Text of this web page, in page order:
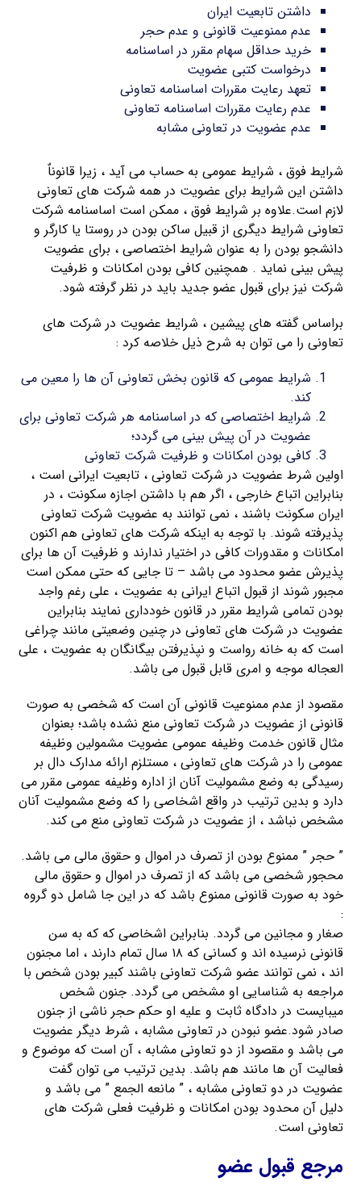
داشتن تابعیت ایران
عدم ممنوعیت قانونی و عدم حجر
خرید حداقل سهام مقرر در اساسنامه
درخواست کتبی عضویت
تعهد رعایت مقررات اساسنامه تعاونی
عدم رعایت مقررات اساسنامه تعاونی
عدم عضویت در تعاونی مشابه
شرایط فوق ، شرایط عمومی به حساب می آید ، زیرا قانوناٌ
داشتن این شرایط برای عضویت در همه شرکت های تعاونی
لازم است.علاوه بر شرایط فوق ، ممکن است اساسنامه شرکت
تعاونی شرایط دیگری از قبیل ساکن بودن در روستا یا کارگر و
دانشجو بودن را به عنوان شرایط اختصاصی ، برای عضویت
پیش بینی نماید . همچنین کافی بودن امکانات و ظرفیت
شرکت نیز برای قبول عضو جدید باید در نظر گرفته شود.
براساس گفته های پیشین ، شرایط عضویت در شرکت های
تعاونی را می توان به شرح ذیل خلاصه کرد :
شرایط عمومی که قانون بخش تعاونی آن ها را معین می
کند.
شرایط اختصاصی که در اساسنامه هر شرکت تعاونی برای
عضویت در آن پیش بینی می گردد؛
کافی بودن امکانات و ظرفیت شرکت تعاونی
اولین شرط عضویت در شرکت تعاونی ، تابعیت ایرانی است ،
بنابراین اتباع خارجی ، اگر هم با داشتن اجازه سکونت ، در
ایران سکونت باشند ، نمی توانند به عضویت شرکت تعاونی
پذیرفته شوند. با توجه به اینکه شرکت های تعاونی هم اکنون
امکانات و مقدورات کافی در اختیار ندارند و ظرفیت آن ها برای
پذیرش عضو محدود می باشد – تا جایی که حتی ممکن است
مجبور شوند از قبول اتباع ایرانی به عضویت ، علی رغم واجد
بودن تمامی شرایط مقرر در قانون خودداری نمایند بنابراین
عضویت در شرکت های تعاونی در چنین وضعیتی مانند چراغی
است که به خانه رواست و نپذیرفتن بیگانگان به عضویت ، علی
العجاله موجه و امری قابل قبول می باشد.
مقصود از عدم ممنوعیت قانونی آن است که شخصی به صورت
قانونی از عضویت در شرکت تعاونی منع نشده باشد؛ بعنوان
مثال قانون خدمت وظیفه عمومی عضویت مشمولین وظیفه
عمومی را در شرکت های تعاونی ، مستلزم ارائه مدارک دال بر
رسیدگی به وضع مشمولیت آنان از اداره وظیفه عمومی مقرر می
دارد و بدین ترتیب در واقع اشخاصی را که وضع مشمولیت آنان
مشخص نباشد ، از عضویت در شرکت تعاونی منع می کند.
” حجر ” ممنوع بودن از تصرف در اموال و حقوق مالی می باشد.
محجور شخصی می باشد که از تصرف در اموال و حقوق مالی
خود به صورت قانونی ممنوع باشد که در این جا شامل دو گروه
:
صغار و مجانین می گردد. بنابراین اشخاصی که که به سن
قانونی نرسیده اند و کسانی که ۱۸ سال تمام دارند ، اما مجنون
اند ، نمی توانند عضو شرکت تعاونی باشند کبیر بودن شخص با
مراجعه به شناسایی او مشخص می گردد. جنون شخص
میبایست در دادگاه ثابت و علیه او حکم حجر ناشی از جنون
صادر شود.عضو نبودن در تعاونی مشابه ، شرط دیگر عضویت
می باشد و مقصود از دو تعاونی مشابه ، آن است که موضوع و
فعالیت آن ها مانند هم باشد. بدین ترتیب می توان گفت
عضویت در دو تعاونی مشابه ، ” مانعه الجمع ” می باشد و
دلیل آن محدود بودن امکانات و ظرفیت فعلی شرکت های
تعاونی است.
مرجع قبول عضو